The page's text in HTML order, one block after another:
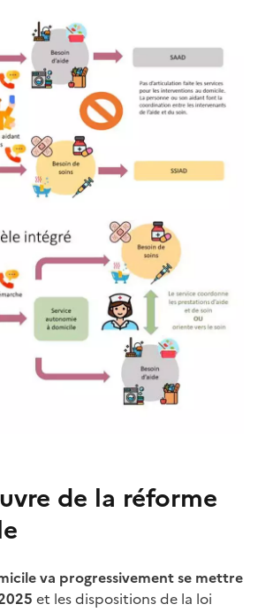
de la réforme
va progressivement se mettre
et les dispositions de la loi